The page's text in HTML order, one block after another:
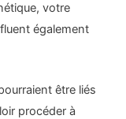
votre
également
être liés
procéder à